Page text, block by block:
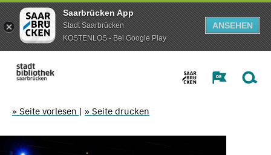
Saarbrücken App
Stadt Saarbrücken
KOSTENLOS - Bei Google Play
ANSEHEN
» Seite vorlesen | » Seite drucken